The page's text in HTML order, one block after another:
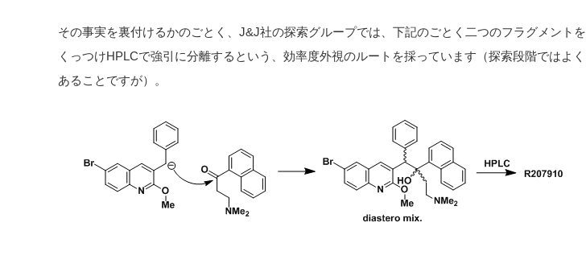
その事実を裏付けるかのごとく、J&J社の探索グループでは、下記のごとく二つのフラグメントを
くっつけHPLCで強引に分離するという、効率度外視のルートを採っています（探索段階ではよく
あることですが）。